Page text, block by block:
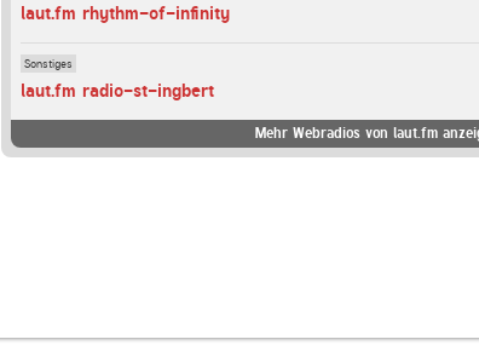
laut.fm rhythm-of-infinity
Sonstiges
laut.fm radio-st-ingbert
Mehr Webradios von laut.fm